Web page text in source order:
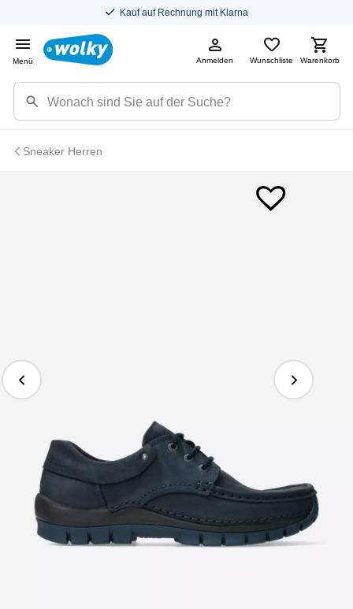
Kauf auf Rechnung mit Klarna
Menü Anmelden Wunschliste Warenkorb
Sneaker Herren